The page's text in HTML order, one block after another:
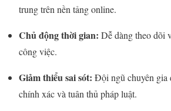
trung trên nền tảng online.
Chủ động thời gian: Dễ dàng theo dõi
công việc.
Giảm thiểu sai sót: Đội ngũ chuyên gia
chính xác và tuân thủ pháp luật.